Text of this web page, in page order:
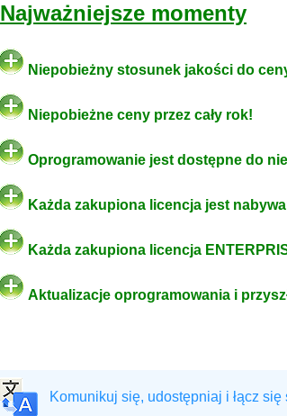
Najważniejsze momenty
Niepobieżny stosunek jakości do
Niepobieżne ceny przez cały rok!
Oprogramowanie jest dostępne do
Każda zakupiona licencja jest
Każda zakupiona licencja
Aktualizacje oprogramowania i
Komunikuj się, udostępniaj i łącz